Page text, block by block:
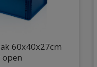
60x40x27cm